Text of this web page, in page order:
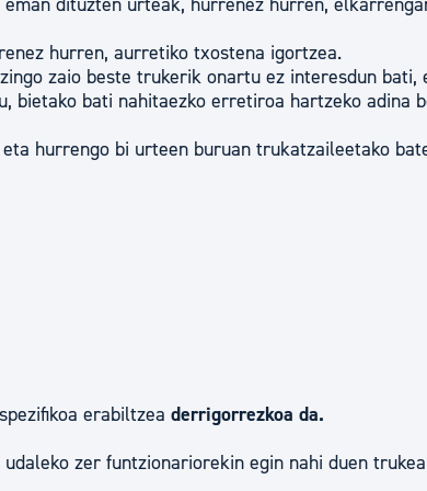
Udal administrazioa
Iragarki ofizialen taula
Egutegi fiskala
Gardentasun ataria
hurren, aurretiko txostena igortzea.
zaio beste trukerik onartu ez interesdun bati,
bietako bati nahitaezko erretiroa hartzeko adina
hurrengo bi urteen buruan trukatzaileetako
erabiltzea derrigorrezkoa da.
zer funtzionariorekin egin nahi duen